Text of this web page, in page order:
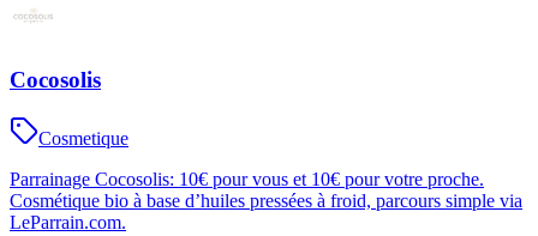
Cocosolis
Cosmetique
Parrainage Cocosolis: 10€ pour vous et 10€ pour votre proche.
Cosmétique bio à base d’huiles pressées à froid, parcours simple via
LeParrain.com.